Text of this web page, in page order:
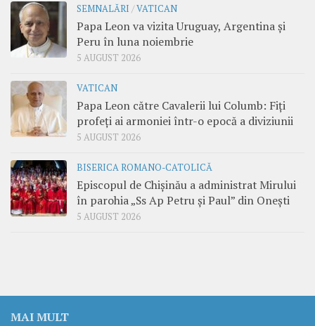
SEMNALĂRI /VATICAN
Papa Leon va vizita Uruguay, Argentina și
Peru în luna noiembrie
5 AUGUST 2026
VATICAN
Papa Leon către Cavalerii lui Columb: Fiți
profeți ai armoniei într-o epocă a diviziunii
5 AUGUST 2026
BISERICA ROMANO-CATOLICĂ
Episcopul de Chișinău a administrat Mirului
în parohia „Ss Ap Petru și Paul” din Onești
5 AUGUST 2026
MAI MULT